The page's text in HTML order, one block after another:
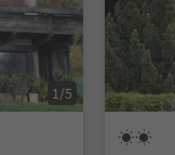
1/5